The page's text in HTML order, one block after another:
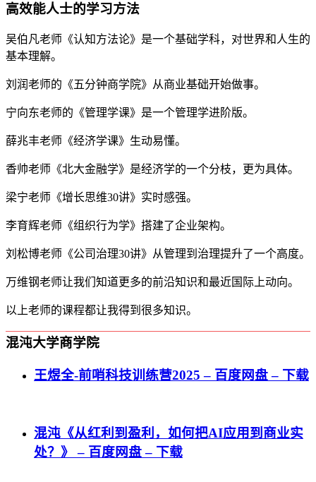
高效能人士的学习方法
吴伯凡老师《认知方法论》是一个基础学科，对世界和人生的
基本理解。
刘润老师的《五分钟商学院》从商业基础开始做事。
宁向东老师的《管理学课》是一个管理学进阶版。
薛兆丰老师《经济学课》生动易懂。
香帅老师《北大金融学》是经济学的一个分枝，更为具体。
梁宁老师《增长思维30讲》实时感强。
李育辉老师《组织行为学》搭建了企业架构。
刘松博老师《公司治理30讲》从管理到治理提升了一个高度。
万维钢老师让我们知道更多的前沿知识和最近国际上动向。
以上老师的课程都让我得到很多知识。
混沌大学商学院
王煜全-前哨科技训练营2025 – 百度网盘 – 下载
混沌《从红利到盈利，如何把AI应用到商业实
处？》 – 百度网盘 – 下载